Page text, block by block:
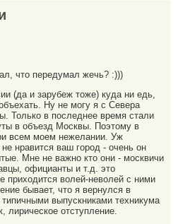
что передумал жечь? :)))
(да и зарубеж тоже) куда ни едь,
Ну не могу я с Севера
Только в последнее время стали
в объезд Москвы. Поэтому в
всем моем нежелании. Уж
нравится ваш город - очень он
Мне не важно кто они - москвичи
официанты и т.д. это
приходится волей-неволей с ними
бывает, что я вернулся в
выпускниками техникума
лирическое отступление.